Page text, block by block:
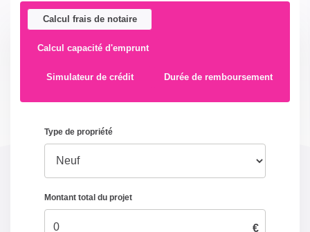
Calcul frais de notaire
Calcul capacité d'emprunt
Simulateur de crédit Durée de remboursement